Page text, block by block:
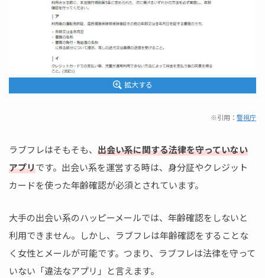
拡大する
※引用： 警視庁
ラブフレはそもそも、 出会い系に関する法律を守っていない
アプリです。出会い系を運営する時は、身分証やクレジット
カードを使った年齢確認が必須とされています。
大手の出会い系のハッピーメールでは、年齢確認をしないと
利用できません。しかし、ラブフレは年齢確認をすることな
く女性とメールが可能です。つまり、ラブフレは法律を守って
いない「違法なアプリ」と言えます。